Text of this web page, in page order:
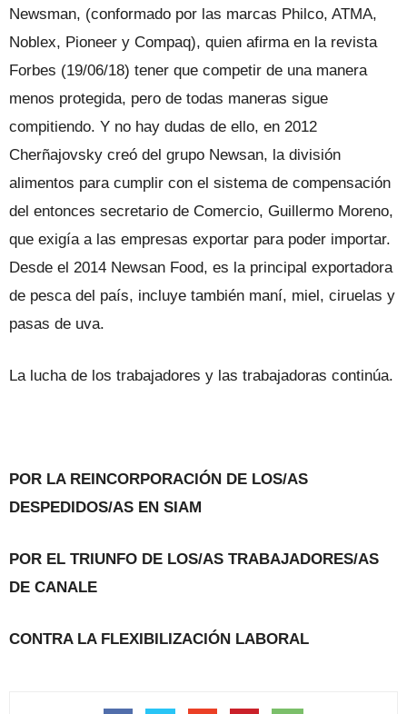
News­man, (conformado por las marcas Philco, ATMA,
Noblex, Pioneer y Compaq), quien afirma en la revista
Forbes (19/06/18) te­ner que competir de una manera
menos protegida, pero de todas maneras sigue
compitiendo. Y no hay dudas de ello, en 2012
Cherñajovsky creó del grupo New­san, la división
alimentos para cumplir con el sistema de compensación
del en­tonces secretario de Comercio, Guillermo Moreno,
que exigía a las empresas ex­portar para poder importar.
Desde el 2014 Newsan Food, es la principal exportadora
de pesca del país, incluye también maní, miel, ciruelas y
pasas de uva.
La lucha de los trabajadores y las tra­bajadoras continúa.
POR LA REINCORPORACIÓN DE LOS/AS
DESPEDIDOS/AS EN SIAM
POR EL TRIUNFO DE LOS/AS TRABAJADORES/AS
DE CANALE
CONTRA LA FLEXIBILIZACIÓN LABORAL